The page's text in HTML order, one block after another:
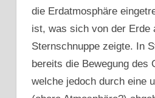
die Erdatmosphäre
ist, was sich von der Erde
Sternschnuppe zeigte. In
bereits die Bewegung des
welche jedoch durch eine